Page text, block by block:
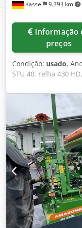
Kassel 9.393 km
preços
Condição: usado,
STU 40, relha 430
cisalhamento.